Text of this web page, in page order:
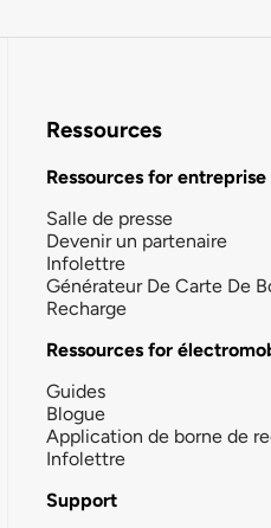
Ressources
Ressources for entreprise
Salle de presse
Devenir un partenaire
Infolettre
Générateur De Carte De
Recharge
Ressources for
Guides
Blogue
Application de borne de
Infolettre
Support